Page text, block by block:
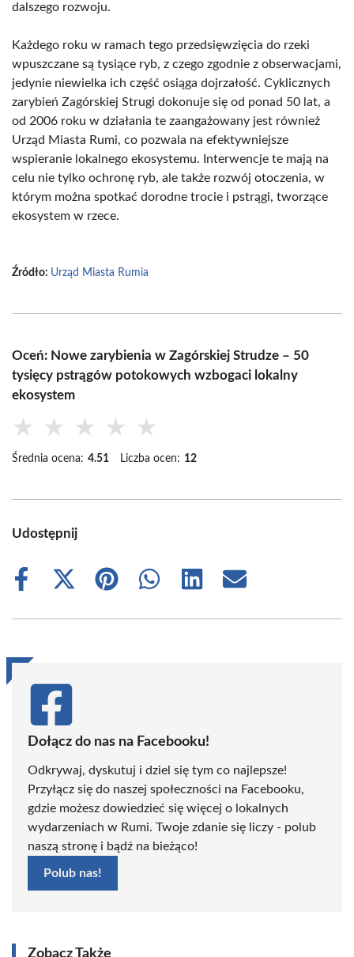
dalszego rozwoju.
Każdego roku w ramach tego przedsięwzięcia do rzeki
wpuszczane są tysiące ryb, z czego zgodnie z obserwacjami,
jedynie niewielka ich część osiąga dojrzałość. Cyklicznych
zarybień Zagórskiej Strugi dokonuje się od ponad 50 lat, a
od 2006 roku w działania te zaangażowany jest również
Urząd Miasta Rumi, co pozwala na efektywniejsze
wspieranie lokalnego ekosystemu. Interwencje te mają na
celu nie tylko ochronę ryb, ale także rozwój otoczenia, w
którym można spotkać dorodne trocie i pstrągi, tworzące
ekosystem w rzece.
Źródło: Urząd Miasta Rumia
Oceń: Nowe zarybienia w Zagórskiej Strudze – 50
tysięcy pstrągów potokowych wzbogaci lokalny
ekosystem
★ ★ ★ ★ ★
Średnia ocena: 4.51 Liczba ocen: 12
Udostępnij
Share
Share
(Twitter)
Share
Share
Share
Share
Dołącz do nas na Facebooku!
Odkrywaj, dyskutuj i dziel się tym co najlepsze!
Przyłącz się do naszej społeczności na Facebooku,
gdzie możesz dowiedzieć się więcej o lokalnych
wydarzeniach w Rumi. Twoje zdanie się liczy - polub
naszą stronę i bądź na bieżąco!
Polub nas!
Zobacz Także